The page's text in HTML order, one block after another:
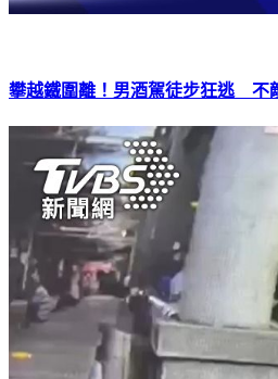
攀越鐵圍離！男酒駕徒步狂逃 不